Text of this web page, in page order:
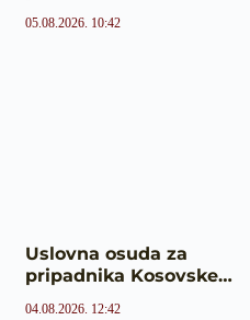
05.08.2026. 10:42
Uslovna osuda za
pripadnika Kosovske…
04.08.2026. 12:42